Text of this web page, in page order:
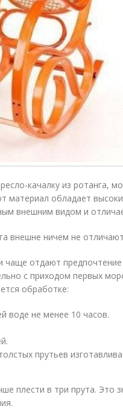
качалку из ротанга,
материал обладает
внешним видом и
внешне ничем не
чаще отдают
с приходом первых
обработке:
воде не менее 10 часов.
прутьев
плести в три прута. Это